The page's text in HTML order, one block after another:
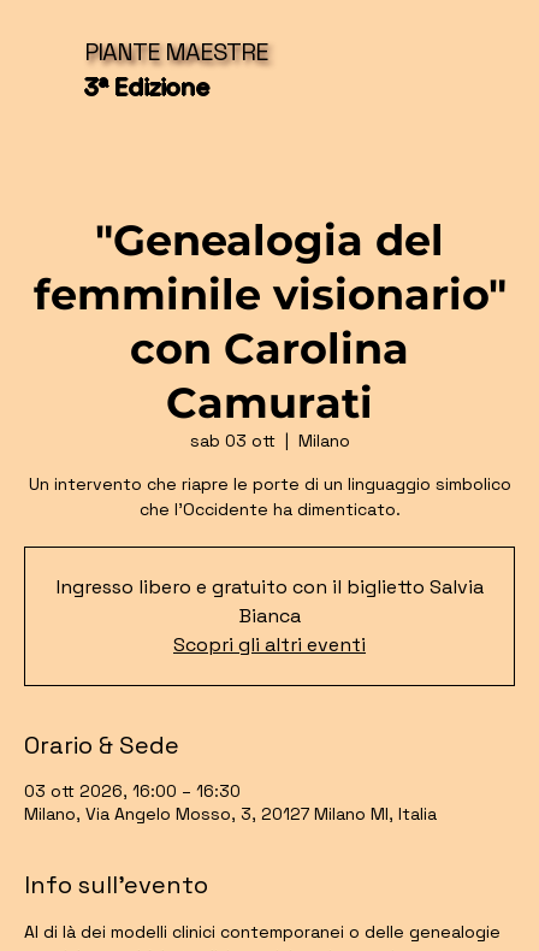
PIANTE MAESTRE
3ª Edizione
"Genealogia del
femminile visionario"
con Carolina
Camurati
sab 03 ott
  |
Milano
Un intervento che riapre le porte di un linguaggio simbolico
che l'Occidente ha dimenticato.
Ingresso libero e gratuito con il biglietto Salvia
Bianca
Scopri gli altri eventi
Orario & Sede
03 ott 2026, 16:00 – 16:30
Milano, Via Angelo Mosso, 3, 20127 Milano MI, Italia
Info sull'evento
Al di là dei modelli clinici contemporanei o delle genealogie